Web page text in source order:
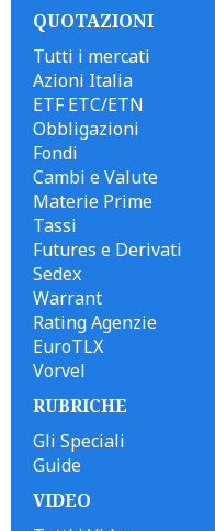
QUOTAZIONI
Tutti i mercati
Azioni Italia
ETF ETC/ETN
Obbligazioni
Fondi
Cambi e Valute
Materie Prime
Tassi
Futures e Derivati
Sedex
Warrant
Rating Agenzie
EuroTLX
Vorvel
RUBRICHE
Gli Speciali
Guide
VIDEO